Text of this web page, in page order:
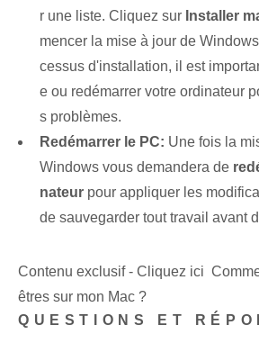
r une liste. Cliquez sur Installer
mencer la mise à jour de
cessus d'installation, il est
e ou redémarrer votre ordinateur
s problèmes.
Redémarrer le PC: Une fois la
Windows vous demandera de
nateur pour appliquer les
de sauvegarder tout travail avant
Contenu exclusif - Cliquez ici
êtres sur mon Mac ?
QUESTIONS ET